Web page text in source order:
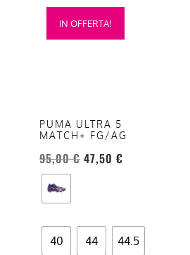
IN OFFERTA!
PUMA ULTRA 5
MATCH+ FG/AG
95,00€ 47,50 €
40 44 44.5
Questo
prodotto
opzioni
possono
essere
scelte
nella
del
prodotto